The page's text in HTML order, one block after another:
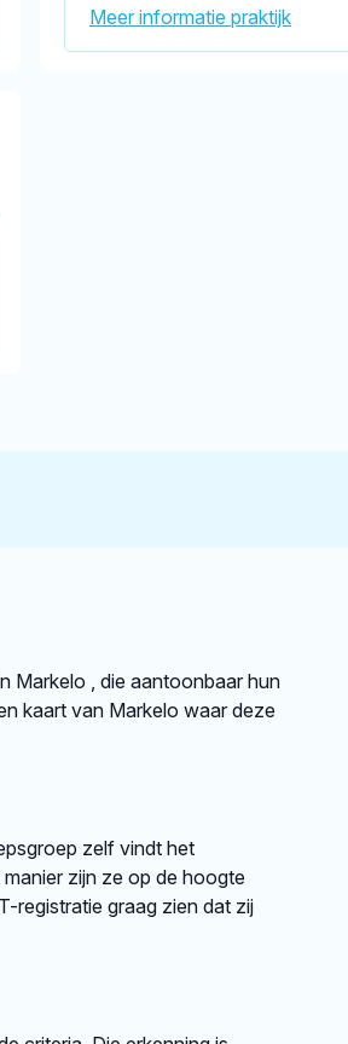
Meer informatie praktijk
Markelo , die aantoonbaar hun
kaart van Markelo waar deze
zelf vindt het
zijn ze op de hoogte
registratie graag zien dat zij